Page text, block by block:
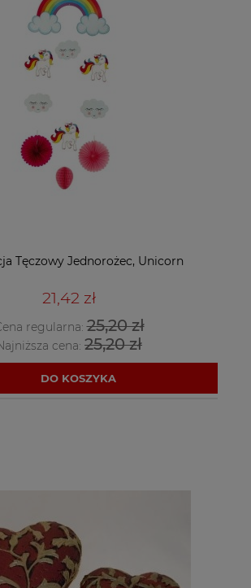
Tęczowy Jednorożec, Unicorn
21,42 zł
regularna:25,20 zł
cena: 25,20 zł
DO KOSZYKA